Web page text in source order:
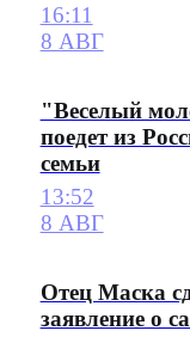
16:11
8 АВГ
"Веселый
поедет из
семьи
13:52
8 АВГ
Отец Маска
заявление о